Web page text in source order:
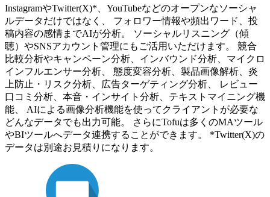
InstagramやTwitter(X)*、YouTubeなどのオープンなソーシャ
ルデータだけではなく、 フォロワー情報や頻出ワード、投
稿内容の感情までAIが分析。 ソーシャルリスニング（傾
聴）やSNSアカウント管理にもご活用いただけます。 競合
比較分析やキャンペーン分析、インバウンド分析、マイクロ
インフルエンサー分析、 態度変容分析、製品画像解析、炎
上防止・リスク分析、広告ターゲティング分析、 レビュー
口コミ分析、本音・インサイト分析、テキストマイニング機
能、 AIによる画像分析機能を使ってクライアントが必要な
どんなデータでも出力可能。 さらにTofuは多くのMAツール
やBIツールへデータ連携することができます。 *Twitter(X)の
データは別途お見積りになります。